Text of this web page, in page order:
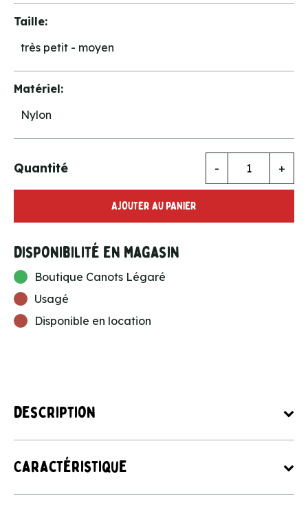
Description
Caractéristique
Taille:
très petit - moyen
Matériel:
Nylon
Quantité - +
AJOUTER AU PANIER
Disponibilité en magasin
Boutique Canots Légaré
Usagé
Disponible en location